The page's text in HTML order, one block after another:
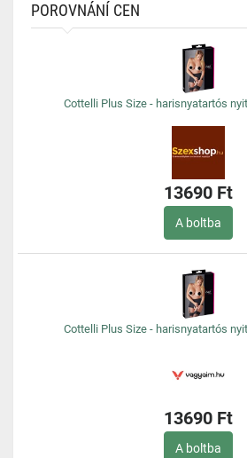
POROVNÁNÍ CEN
Cottelli Plus Size - harisnyatartós
13690 Ft
A boltba
Cottelli Plus Size - harisnyatartós
13690 Ft
A boltba